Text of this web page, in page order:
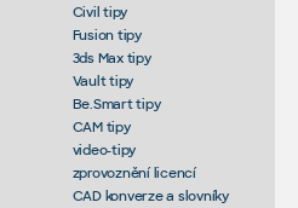
Civil tipy
Fusion tipy
3ds Max tipy
Vault tipy
Be.Smart tipy
CAM tipy
video-tipy
zprovoznění licencí
CAD konverze a slovníky